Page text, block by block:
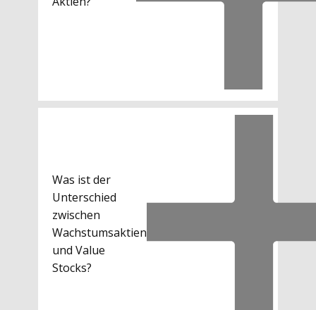
Was ist der
Unterschied
zwischen
Wachstumsaktien
und Value
Stocks?